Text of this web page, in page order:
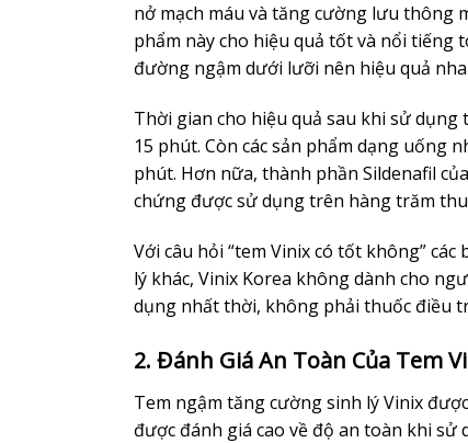
nở mạch máu và tăng cường lưu thông
phẩm này cho hiệu quả tốt và nổi tiếng
đường ngậm dưới lưỡi nên hiệu quả
Thời gian cho hiệu quả sau khi sử
15 phút. Còn các sản phẩm dạng uống
phút. Hơn nữa, thành phần Sildenafil
chứng được sử dụng trên hàng trăm
Với câu hỏi “tem Vinix có tốt không”
lý khác, Vinix Korea không dành cho
dụng nhất thời, không phải thuốc điều
2. Đánh Giá An Toàn Của Tem
Tem ngậm tăng cường sinh lý Vinix
được đánh giá cao về độ an toàn khi